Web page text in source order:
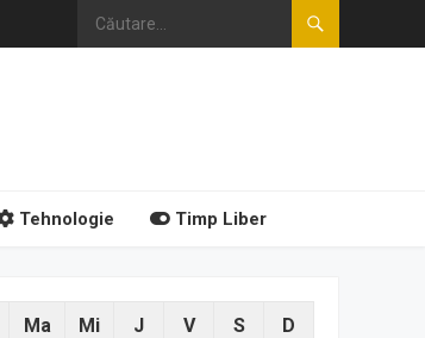
Tehnologie Timp Liber
Ma Mi J V S D